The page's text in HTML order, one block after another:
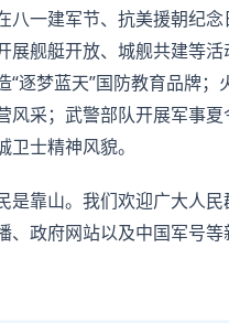
八一建军节、抗美援朝纪
展舰艇开放、城舰共建等
“逐梦蓝天”国防教育品牌
风采；武警部队开展军事
士精神风貌。
是靠山。我们欢迎广大人
、政府网站以及中国军号